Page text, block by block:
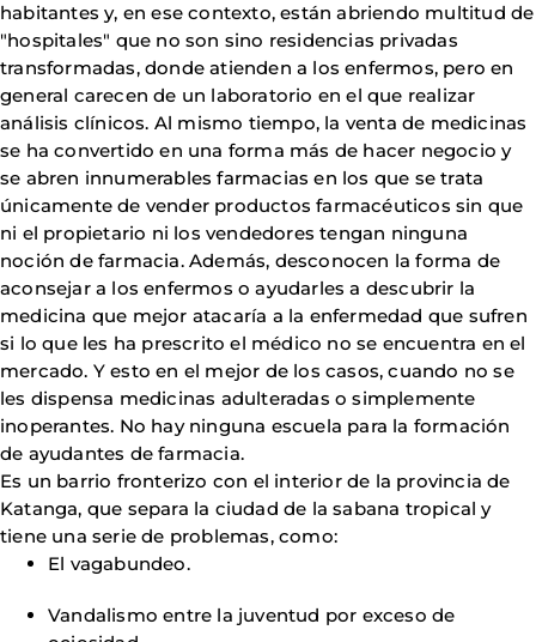
habitantes y, en ese contexto, están abriendo multitud de
"hospitales" que no son sino residencias privadas
transformadas, donde atienden a los enfermos, pero en
general carecen de un laboratorio en el que realizar
análisis clínicos. Al mismo tiempo, la venta de medicinas
se ha convertido en una forma más de hacer negocio y
se abren innumerables farmacias en los que se trata
únicamente de vender productos farmacéuticos sin que
ni el propietario ni los vendedores tengan ninguna
noción de farmacia. Además, desconocen la forma de
aconsejar a los enfermos o ayudarles a descubrir la
medicina que mejor atacaría a la enfermedad que sufren
si lo que les ha prescrito el médico no se encuentra en el
mercado. Y esto en el mejor de los casos, cuando no se
les dispensa medicinas adulteradas o simplemente
inoperantes. No hay ninguna escuela para la formación
de ayudantes de farmacia.
Es un barrio fronterizo con el interior de la provincia de
Katanga, que separa la ciudad de la sabana tropical y
tiene una serie de problemas, como:
El vagabundeo.
Vandalismo entre la juventud por exceso de